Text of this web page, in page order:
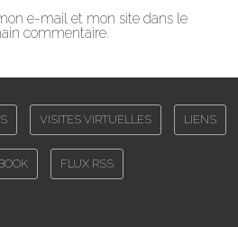
e-mail et mon site dans le
commentaire.
VISITES VIRTUELLES LIENS
FLUX RSS